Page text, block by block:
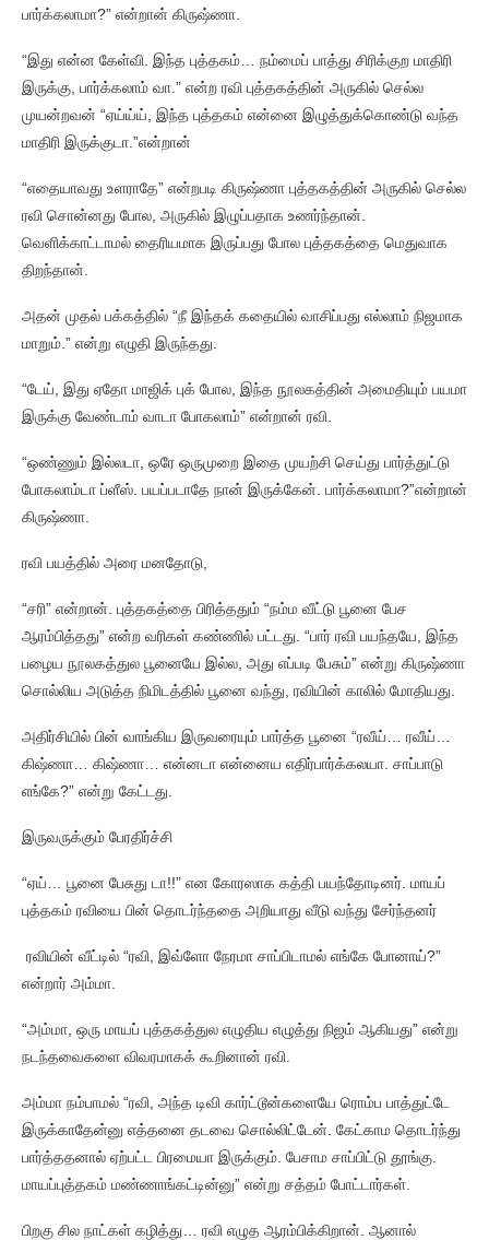
பார்க்கலாமா?” என்றான் கிருஷ்ணா.
“இது என்ன கேள்வி. இந்த புத்தகம்… நம்மைப் பாத்து சிரிக்குற மாதிரி
இருக்கு, பார்க்கலாம் வா.” என்ற ரவி புத்தகத்தின் அருகில் செல்ல
முயன்றவன் “ஏய்ய்ய், இந்த புத்தகம் என்னை இழுத்துக்கொண்டு வந்த
மாதிரி இருக்குடா.”என்றான்
“எதையாவது உளராதே” என்றபடி கிருஷ்ணா புத்தகத்தின் அருகில் செல்ல
ரவி சொன்னது போல, அருகில் இழுப்பதாக உணர்ந்தான்.
வெளிக்காட்டாமல் தைரியமாக இருப்பது போல புத்தகத்தை மெதுவாக
திறந்தான்.
அதன் முதல் பக்கத்தில் “நீ இந்தக் கதையில் வாசிப்பது எல்லாம் நிஜமாக
மாறும்.” என்று எழுதி இருந்தது.
“டேய், இது ஏதோ மாஜிக் புக் போல, இந்த நூலகத்தின் அமைதியும் பயமா
இருக்கு வேண்டாம் வாடா போகலாம்” என்றான் ரவி.
“ஒண்ணும் இல்லடா, ஒரே ஒருமுறை இதை முயற்சி செய்து பார்த்துட்டு
போகலாம்டா ப்ளீஸ். பயப்படாதே நான் இருக்கேன். பார்க்கலாமா?”என்றான்
கிருஷ்ணா.
ரவி பயத்தில் அரை மனதோடு,
“சரி” என்றான். புத்தகத்தை பிரித்ததும் “நம்ம வீட்டு பூனை பேச
ஆரம்பித்தது” என்ற வரிகள் கண்ணில் பட்டது. “பார் ரவி பயந்தயே, இந்த
பழைய நூலகத்துல பூனையே இல்ல, அது எப்படி பேசும்” என்று கிருஷ்ணா
சொல்லிய அடுத்த நிமிடத்தில் பூனை வந்து, ரவியின் காலில் மோதியது.
அதிர்சியில் பின் வாங்கிய இருவரையும் பார்த்த பூனை “ரவீய்… ரவீய்…
கிஷ்ணா… கிஷ்ணா… என்னடா என்னைய எதிர்பார்க்கலயா. சாப்பாடு
எங்கே?” என்று கேட்டது.
இருவருக்கும் பேரதிர்ச்சி
“ஏய்… பூனை பேசுது டா!!” என கோரஸாக கத்தி பயந்தோடினர். மாயப்
புத்தகம் ரவியை பின் தொடர்ந்ததை அறியாது வீடு வந்து சேர்ந்தனர்
ரவியின் வீட்டில் “ரவி, இவ்ளோ நேரமா சாப்பிடாமல் எங்கே போனாய்?”
என்றார் அம்மா.
“அம்மா, ஒரு மாயப் புத்தகத்துல எழுதிய எழுத்து நிஜம் ஆகியது” என்று
நடந்தவைகளை விவரமாகக் கூறினான் ரவி.
அம்மா நம்பாமல் “ரவி, அந்த டிவி கார்ட்டூன்களையே ரொம்ப பாத்துட்டே
இருக்காதேன்னு எத்தனை தடவை சொல்லிட்டேன். கேட்காம தொடர்ந்து
பார்த்ததனால் ஏற்பட்ட பிரமையா இருக்கும். பேசாம சாப்பிட்டு தூங்கு.
மாயப்புத்தகம் மண்ணாங்கட்டின்னு” என்று சத்தம் போட்டார்கள்.
பிறகு சில நாட்கள் கழித்து… ரவி எழுத ஆரம்பிக்கிறான். ஆனால்